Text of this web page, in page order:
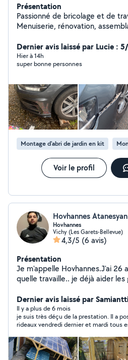
Présentation
Passionné de bricolage et de
Menuiserie, rénovation,
Dernier avis laissé par Lucie :
Hier à 14h
super bonne personnes
Montage d'abri de jardin en kit
Voir le profil
Hovhannes Atanesyan
Hovhannes
Vichy (Les Garets-Bellevue)
4,3/5 (6 avis)
Présentation
Je m'appelle Hovhannes.J'ai 26
quelle travaille.. je déjà aider les
Dernier avis laissé par
Il y a plus de 6 mois
je suis très déçu de la prestation. Il a poser des tringles pour les
rideaux vendredi dernier et mardi tous